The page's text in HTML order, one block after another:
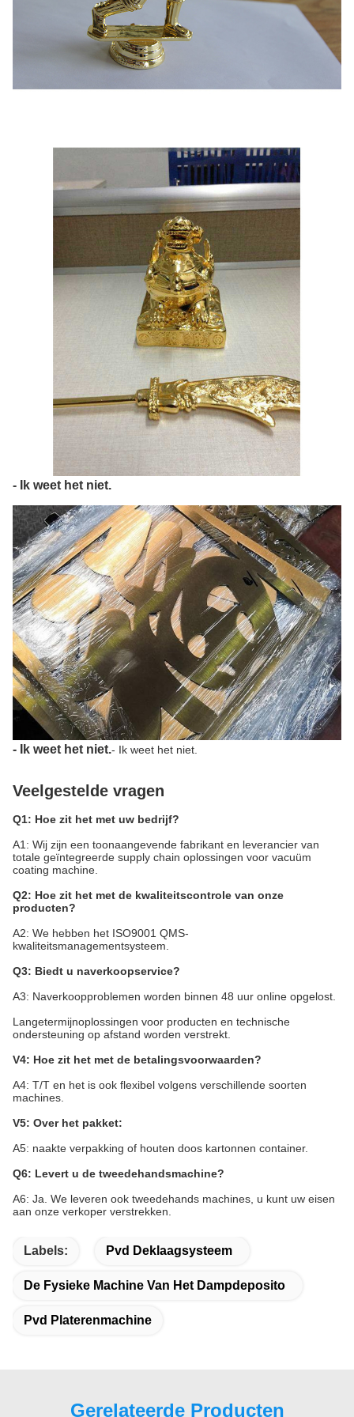
- Ik weet het niet.
- Ik weet het niet.- Ik weet het niet.
Veelgestelde vragen
Q1: Hoe zit het met uw bedrijf?
A1: Wij zijn een toonaangevende fabrikant en leverancier van
totale geïntegreerde supply chain oplossingen voor vacuüm
coating machine.
Q2: Hoe zit het met de kwaliteitscontrole van onze
producten?
A2: We hebben het ISO9001 QMS-
kwaliteitsmanagementsysteem.
Q3: Biedt u naverkoopservice?
A3: Naverkoopproblemen worden binnen 48 uur online opgelost.
Langetermijnoplossingen voor producten en technische
ondersteuning op afstand worden verstrekt.
V4: Hoe zit het met de betalingsvoorwaarden?
A4: T/T en het is ook flexibel volgens verschillende soorten
machines.
V5: Over het pakket:
A5: naakte verpakking of houten doos kartonnen container.
Q6: Levert u de tweedehandsmachine?
A6: Ja. We leveren ook tweedehands machines, u kunt uw eisen
aan onze verkoper verstrekken.
Labels: Pvd Deklaagsysteem
De Fysieke Machine Van Het Dampdeposito
Pvd Platerenmachine
Gerelateerde Producten